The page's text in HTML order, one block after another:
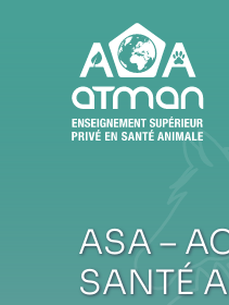
ASA –
SANTÉ